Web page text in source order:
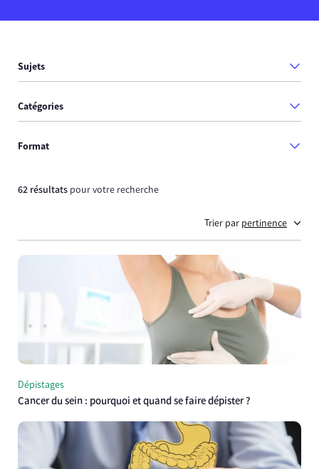
Sujets
Catégories
Format
62 résultats pour votre recherche
Trier par pertinence
Dépistages
Cancer du sein : pourquoi et quand se faire dépister ?